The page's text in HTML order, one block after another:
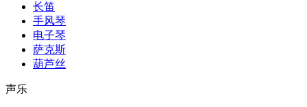
长笛
手风琴
电子琴
萨克斯
葫芦丝
声乐